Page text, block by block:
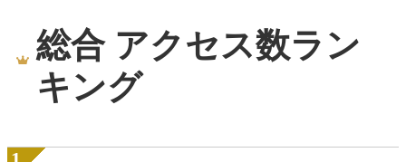
総合 アクセス数ラン
キング